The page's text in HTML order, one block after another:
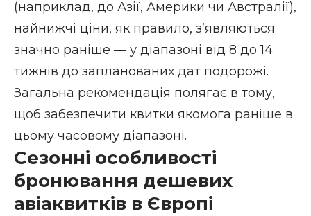
(наприклад, до Азії, Америки чи Австралії),
найнижчі ціни, як правило, з’являються
значно раніше — у діапазоні від 8 до 14
тижнів до запланованих дат подорожі.
Загальна рекомендація полягає в тому,
щоб забезпечити квитки якомога раніше в
цьому часовому діапазоні.
Сезонні особливості
бронювання дешевих
авіаквитків в Європі